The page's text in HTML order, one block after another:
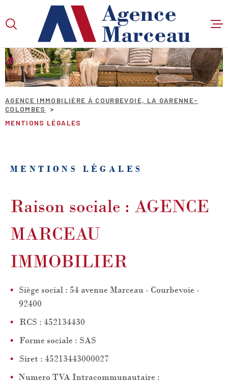
recherche
au
principal
au
AGENCE IMMOBILIÈRE À COURBEVOIE, LA GARENNE-
COLOMBES
MENTIONS LÉGALES
MENTIONS LÉGALES
Raison sociale : AGENCE
MARCEAU
IMMOBILIER
Siège social : 54 avenue Marceau - Courbevoie -
92400
RCS : 452134430
Forme sociale : SAS
Siret : 45213443000027
Numero TVA Intracommunautaire :
VOTRE
RECHERCHE
TYPE
VILLE
Budget
BUDGET